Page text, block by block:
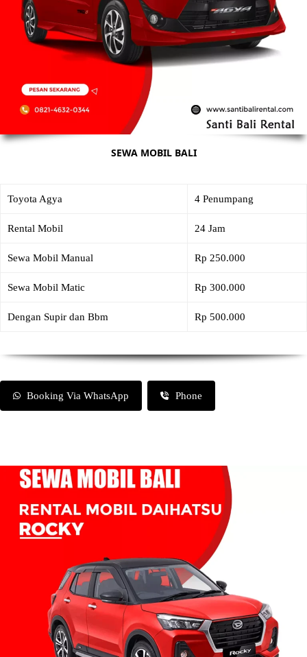
SEWA MOBIL BALI
Toyota Agya 4 Penumpang
Rental Mobil 24 Jam
Sewa Mobil Manual Rp 250.000
Sewa Mobil Matic Rp 300.000
Dengan Supir dan Bbm Rp 500.000
Booking Via WhatsApp Phone